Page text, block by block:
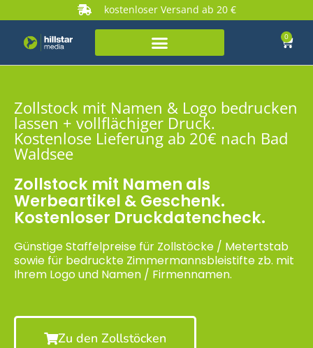
kostenloser Versand ab 20 €
0
Zollstock mit Namen & Logo bedrucken
lassen + vollflächiger Druck.
Kostenlose Lieferung ab 20€ nach Bad
Waldsee
Zollstock mit Namen als
Werbeartikel & Geschenk.
Kostenloser Druckdatencheck.
Günstige Staffelpreise für Zollstöcke / Metertstab
sowie für bedruckte Zimmermannsbleistifte zb. mit
Ihrem Logo und Namen / Firmennamen.
Zu den Zollstöcken